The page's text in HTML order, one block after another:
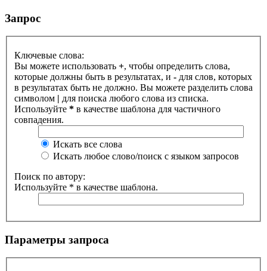
Запрос
Ключевые слова:
Вы можете использовать +, чтобы определить слова,
которые должны быть в результатах, и - для слов, которых
в результатах быть не должно. Вы можете разделить слова
символом | для поиска любого слова из списка.
Используйте * в качестве шаблона для частичного
совпадения.
Искать все слова
Искать любое слово/поиск с языком запросов
Поиск по автору:
Используйте * в качестве шаблона.
Параметры запроса